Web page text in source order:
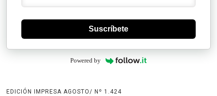
Suscríbete
Powered by
EDICIÓN IMPRESA AGOSTO/ Nº 1.424